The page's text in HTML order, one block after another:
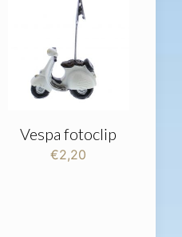
Vespa fotoclip
€2,20